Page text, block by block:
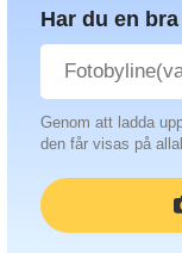
Har du en
Genom att ladda
den får visas på